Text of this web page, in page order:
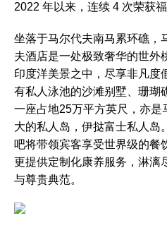
2022 年以来，连续 4 次荣获
坐落于马尔代夫南马累环礁，
夫酒店是一处极致奢华的世外
印度洋美景之中，尽享非凡度
有私人泳池的沙滩别墅、珊瑚
一座占地25万平方英尺，亦
大的私人岛，伊挞富士私人岛
吧将带领宾客享受世界级的餐
更提供定制化康养服务，淋漓
与尊贵典范。